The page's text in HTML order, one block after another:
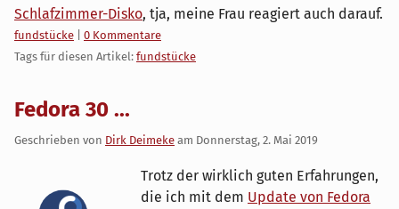
Schlafzimmer-Disko, tja, meine Frau reagiert auch darauf.
Kategorien:
fundstücke
0 Kommentare
Tags für diesen Artikel: fundstücke
Fedora 30 ...
Geschrieben von Dirk Deimeke am Donnerstag, 2. Mai 2019
Trotz der wirklich guten Erfahrungen,
die ich mit dem Update von Fedora